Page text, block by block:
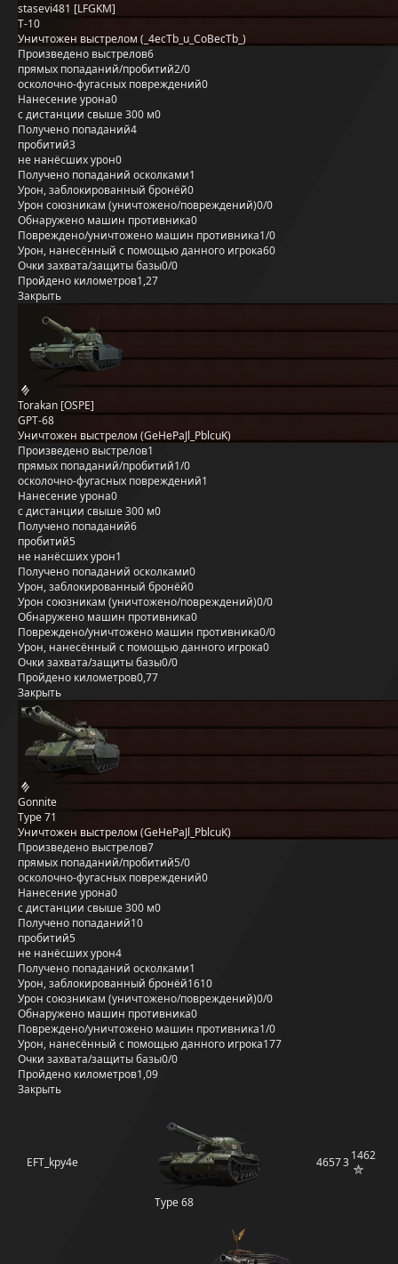
stasevi481 [LFGKM]
Т-10
Уничтожен выстрелом (_4ecTb_u_CoBecTb_)
Произведено выстрелов6
прямых попаданий/пробитий2/0
осколочно-фугасных повреждений0
Нанесение урона0
с дистанции свыше 300 м0
Получено попаданий4
пробитий3
не нанёсших урон0
Получено попаданий осколками1
Урон, заблокированный бронёй0
Урон союзникам (уничтожено/повреждений)0/0
Обнаружено машин противника0
Повреждено/уничтожено машин противника1/0
Урон, нанесённый с помощью данного игрока60
Очки захвата/защиты базы0/0
Пройдено километров1,27
Закрыть
Torakan [OSPE]
GPT-68
Уничтожен выстрелом (GeHePaJl_PblcuK)
Произведено выстрелов1
прямых попаданий/пробитий1/0
осколочно-фугасных повреждений1
Нанесение урона0
с дистанции свыше 300 м0
Получено попаданий6
пробитий5
не нанёсших урон1
Получено попаданий осколками0
Урон, заблокированный бронёй0
Урон союзникам (уничтожено/повреждений)0/0
Обнаружено машин противника0
Повреждено/уничтожено машин противника0/0
Урон, нанесённый с помощью данного игрока0
Очки захвата/защиты базы0/0
Пройдено километров0,77
Закрыть
Gonnite
Type 71
Уничтожен выстрелом (GeHePaJl_PblcuK)
Произведено выстрелов7
прямых попаданий/пробитий5/0
осколочно-фугасных повреждений0
Нанесение урона0
с дистанции свыше 300 м0
Получено попаданий10
пробитий5
не нанёсших урон4
Получено попаданий осколками1
Урон, заблокированный бронёй1610
Урон союзникам (уничтожено/повреждений)0/0
Обнаружено машин противника0
Повреждено/уничтожено машин противника1/0
Урон, нанесённый с помощью данного игрока177
Очки захвата/защиты базы0/0
Пройдено километров1,09
Закрыть
EFT_kpy4e
Type 68
465731462